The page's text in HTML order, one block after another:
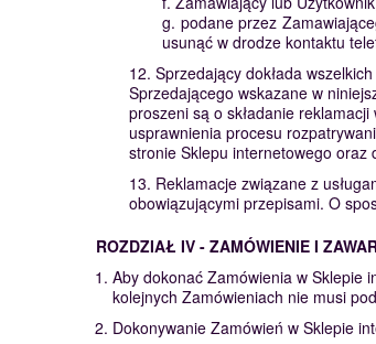
g. podane przez
usunąć w drodze kontaktu
12. Sprzedający dokłada
Sprzedającego wskazane w
proszeni są o składanie
usprawnienia procesu
stronie Sklepu internetowego oraz
13. Reklamacje związane z
obowiązującymi przepisami. O
ROZDZIAŁ IV - ZAMÓWIENIE I
Aby dokonać Zamówienia w Sklepie
kolejnych Zamówieniach nie musi
Dokonywanie Zamówień w Sklepie